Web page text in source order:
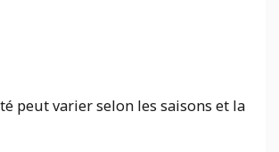
peut varier selon les saisons et la